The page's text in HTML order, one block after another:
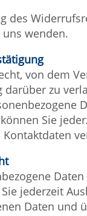
des
wenden.
von dem
darüber zu
Sie
jederzeit
Daten und